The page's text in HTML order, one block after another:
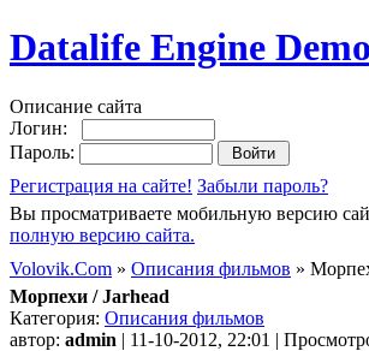
Datalife Engine Demo
Описание сайта
Логин:
Пароль:
Регистрация на сайте! Забыли пароль?
Вы просматриваете мобильную версию
полную версию сайта.
Volovik.Com » Описания фильмов »
Морпехи / Jarhead
Категория: Описания фильмов
автор: admin | 11-10-2012, 22:01 |